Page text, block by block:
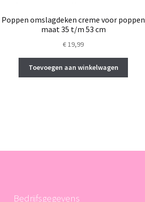
Poppen omslagdeken creme voor poppen
maat 35 t/m 53 cm
€19,99
Toevoegen aan winkelwagen
Bedrijfsgegevens